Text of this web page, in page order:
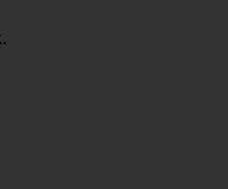
162 Stk.
Stk.
Stk.